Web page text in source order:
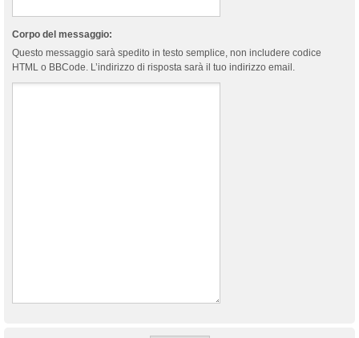
Corpo del messaggio:
Questo messaggio sarà spedito in testo semplice, non includere codice
HTML o BBCode. L’indirizzo di risposta sarà il tuo indirizzo email.